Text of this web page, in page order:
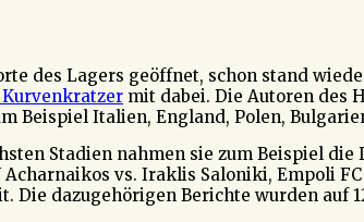
des Lagers geöffnet, schon stand
Kurvenkratzer mit dabei. Die Autoren des
Beispiel Italien, England, Polen,
Stadien nahmen sie zum Beispiel die
Acharnaikos vs. Iraklis Saloniki, Empoli
Die dazugehörigen Berichte wurden